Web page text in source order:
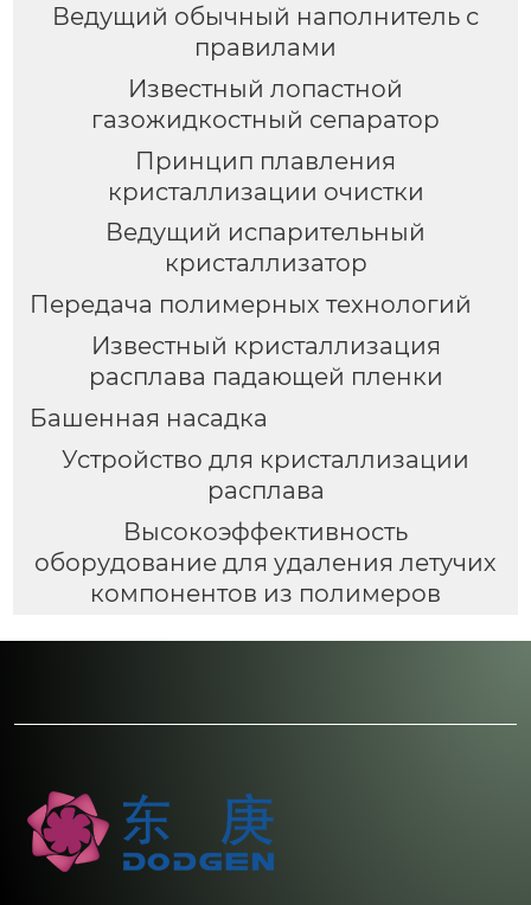
Ведущий обычный наполнитель с
правилами
Известный лопастной
газожидкостный сепаратор
Принцип плавления
кристаллизации очистки
Ведущий испарительный
кристаллизатор
Передача полимерных технологий
Известный кристаллизация
расплава падающей пленки
Башенная насадка
Устройство для кристаллизации
расплава
Высокоэффективность
оборудование для удаления летучих
компонентов из полимеров